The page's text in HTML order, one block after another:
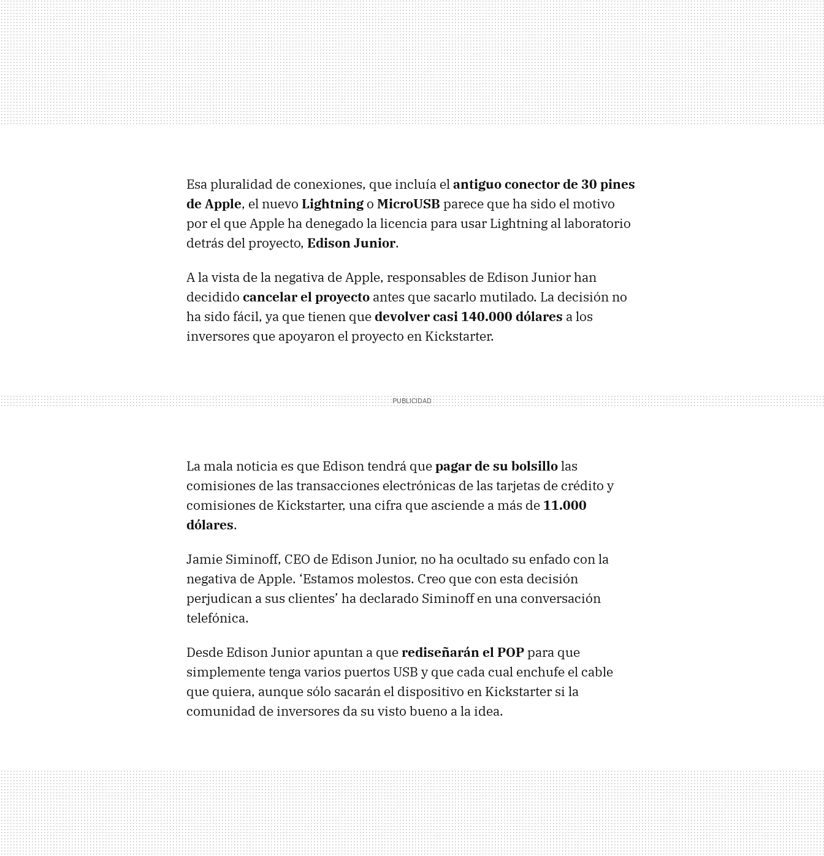
Esa pluralidad de conexiones, que incluía elantiguo conector de 30 pines
de Apple, el nuevo Lightning o MicroUSB parece que ha sido el motivo
por el que Apple ha denegado la licencia para usar Lightning al laboratorio
detrás del proyecto, Edison Junior.
A la vista de la negativa de Apple, responsables de Edison Junior han
decidido cancelar el proyecto antes que sacarlo mutilado. La decisión no
ha sido fácil, ya que tienen quedevolver casi 140.000 dólares a los
inversores que apoyaron el proyecto en Kickstarter.
La mala noticia es que Edison tendrá quepagar de su bolsillolas
comisiones de las transacciones electrónicas de las tarjetas de crédito y
comisiones de Kickstarter, una cifra que asciende a más de 11.000
dólares.
Jamie Siminoff, CEO de Edison Junior, no ha ocultado su enfado con la
negativa de Apple. ‘Estamos molestos. Creo que con esta decisión
perjudican a sus clientes’ ha declarado Siminoff en una conversación
telefónica.
Desde Edison Junior apuntan a querediseñarán el POPpara que
simplemente tenga varios puertos USB y que cada cual enchufe el cable
que quiera, aunque sólo sacarán el dispositivo en Kickstarter si la
comunidad de inversores da su visto bueno a la idea.